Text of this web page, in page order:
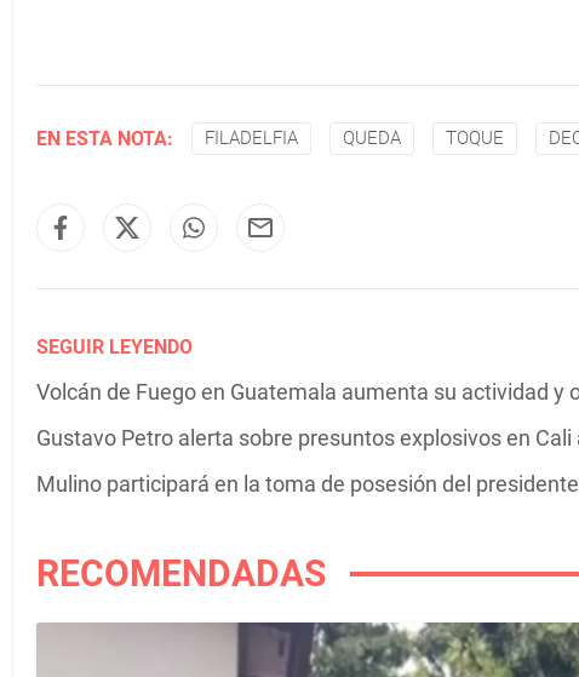
EN ESTA NOTA: FILADELFIA QUEDA TOQUE
SEGUIR LEYENDO
Volcán de Fuego en Guatemala aumenta su actividad y
Gustavo Petro alerta sobre presuntos explosivos en
Mulino participará en la toma de posesión del
RECOMENDADAS